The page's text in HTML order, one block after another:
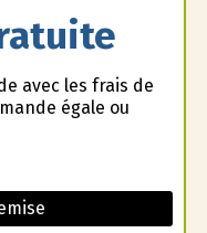
avec les frais de
égale ou